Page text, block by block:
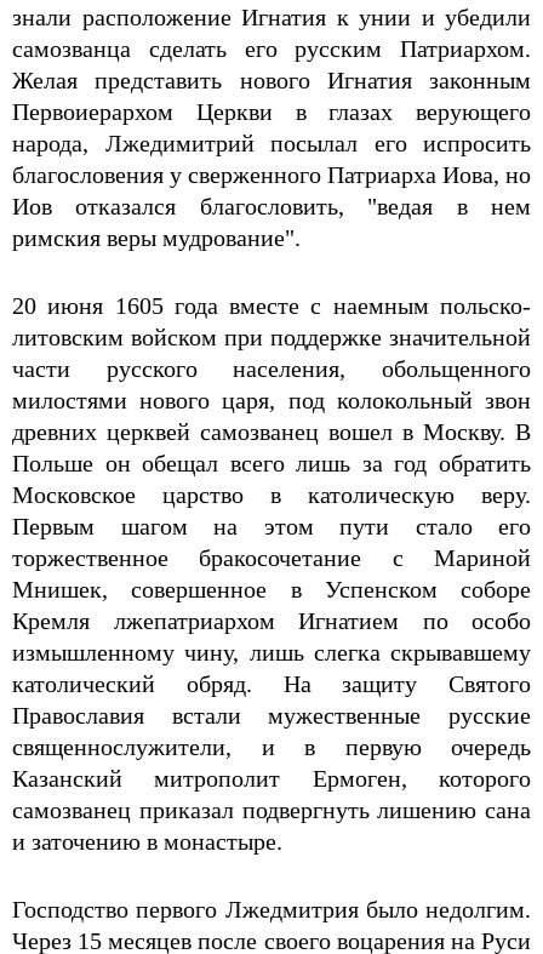
знали расположение Игнатия к унии и убедили
самозванца сделать его русским Патриархом.
Желая представить нового Игнатия законным
Первоиерархом Церкви в глазах верующего
народа, Лжедимитрий посылал его испросить
благословения у сверженного Патриарха Иова, но
Иов отказался благословить, "ведая в нем
римския веры мудрование".
20 июня 1605 года вместе с наемным польско-
литовским войском при поддержке значительной
части русского населения, обольщенного
милостями нового царя, под колокольный звон
древних церквей самозванец вошел в Москву. В
Польше он обещал всего лишь за год обратить
Московское царство в католическую веру.
Первым шагом на этом пути стало его
торжественное бракосочетание с Мариной
Мнишек, совершенное в Успенском соборе
Кремля лжепатриархом Игнатием по особо
измышленному чину, лишь слегка скрывавшему
католический обряд. На защиту Святого
Православия встали мужественные русские
священнослужители, и в первую очередь
Казанский митрополит Ермоген, которого
самозванец приказал подвергнуть лишению сана
и заточению в монастыре.
Господство первого Лжедмитрия было недолгим.
Через 15 месяцев после своего воцарения на Руси